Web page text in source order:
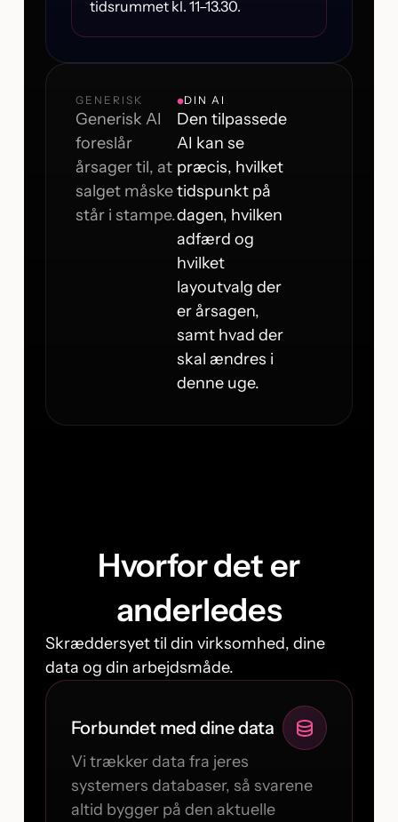
tidsrummet kl. 11–13.30.
GENERISK
Generisk AI
foreslår
årsager til, at
salget måske
står i stampe.
DIN AI
Den tilpassede
AI kan se
præcis, hvilket
tidspunkt på
dagen, hvilken
adfærd og
hvilket
layoutvalg der
er årsagen,
samt hvad der
skal ændres i
denne uge.
Hvorfor det er
anderledes
Skræddersyet til din virksomhed, dine
data og din arbejdsmåde.
Forbundet med dine data
Vi trækker data fra jeres
systemers databaser, så svarene
altid bygger på den aktuelle